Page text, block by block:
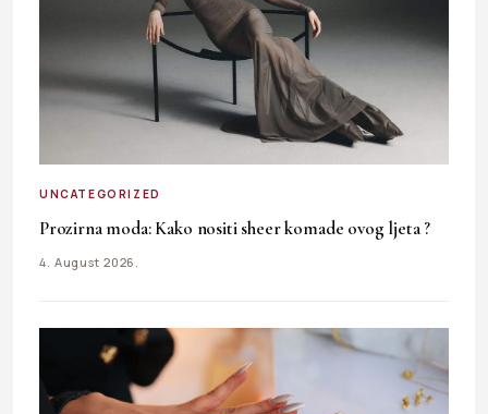
UNCATEGORIZED
Prozirna moda: Kako nositi sheer komade ovog ljeta ?
4. August 2026.